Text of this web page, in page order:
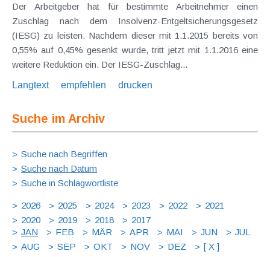
Der Arbeitgeber hat für bestimmte Arbeitnehmer einen
Zuschlag nach dem Insolvenz-Entgeltsicherungsgesetz
(IESG) zu leisten. Nachdem dieser mit 1.1.2015 bereits von
0,55% auf 0,45% gesenkt wurde, tritt jetzt mit 1.1.2016 eine
weitere Reduktion ein. Der IESG-Zuschlag...
Langtext
empfehlen drucken
Suche im Archiv
Suche nach Begriffen
Suche nach Datum
Suche in Schlagwortliste
2026 2025 2024 2023 2022
2021
2020
2019 2018
2017
JAN
FEB MÄR APR MAI JUN
JUL
AUG
SEP OKT NOV DEZ [ X ]